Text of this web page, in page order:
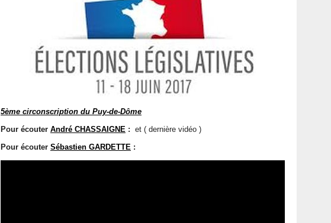
5ème circonscription du Puy-de-Dôme
Pour écouter André CHASSAIGNE : et ( dernière vidéo )
Pour écouter Sébastien GARDETTE :